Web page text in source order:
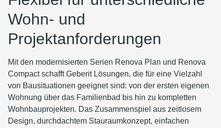
Wohn- und
Projektanforderungen
Mit den modernisierten Serien Renova Plan und Renova
Compact schafft Geberit Lösungen, die für eine Vielzahl
von Bausituationen geeignet sind: von der ersten eigenen
Wohnung über das Familienbad bis hin zu kompletten
Wohnbauprojekten. Das Zusammenspiel aus zeitlosem
Design, durchdachtem Stauraumkonzept, einfachen